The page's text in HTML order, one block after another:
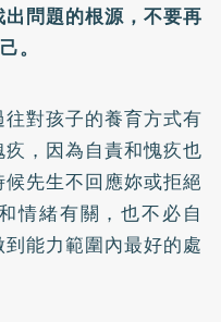
問題的根源，不要再
。
對孩子的養育方式有
，因為自責和愧疚也
先生不回應妳或拒絕
情緒有關，也不必自
能力範圍內最好的處